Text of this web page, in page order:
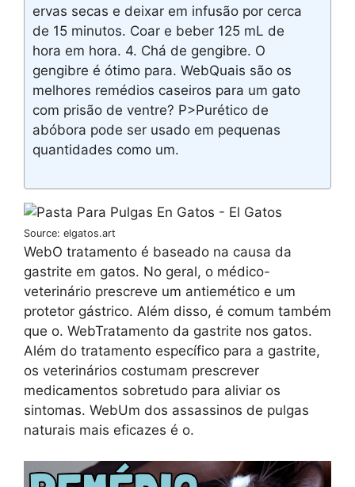
ervas secas e deixar em infusão por cerca
de 15 minutos. Coar e beber 125 mL de
hora em hora. 4. Chá de gengibre. O
gengibre é ótimo para. WebQuais são os
melhores remédios caseiros para um gato
com prisão de ventre? P>Purético de
abóbora pode ser usado em pequenas
quantidades como um.
Source: elgatos.art
WebO tratamento é baseado na causa da
gastrite em gatos. No geral, o médico-
veterinário prescreve um antiemético e um
protetor gástrico. Além disso, é comum também
que o. WebTratamento da gastrite nos gatos.
Além do tratamento específico para a gastrite,
os veterinários costumam prescrever
medicamentos sobretudo para aliviar os
sintomas. WebUm dos assassinos de pulgas
naturais mais eficazes é o.